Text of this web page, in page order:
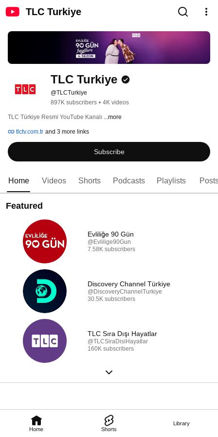
TLC Turkiye
Home Shorts
Library
TLC Turkiye
@TLCTurkiye
897K subscribers • 4K videos
TLC Türkiye Resmi YouTube Kanalı ...more
tlctv.com.tr and 3 more links
Subscribe
Home Videos Shorts Podcasts Playlists
Featured
Evliliğe 90 Gün
@Evlilige90Gun
7.58K subscribers
Discovery Channel Türkiye
@DiscoveryChannelTurkiye
30.5K subscribers
TLC Sıra Dışı Hayatlar
@TLCSiraDisiHayatlar
160K subscribers